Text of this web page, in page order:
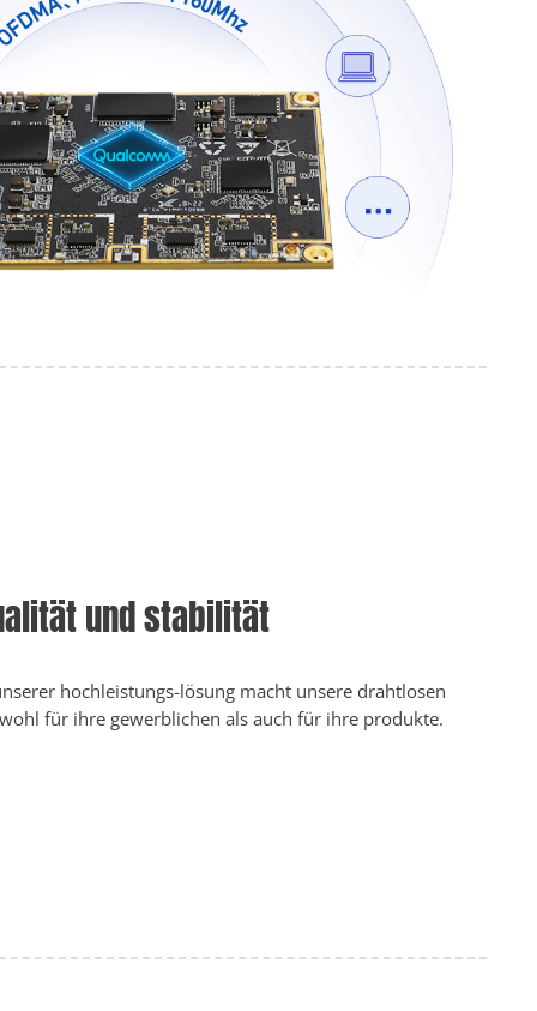
und stabilität
hochleistungs-lösung macht unsere drahtlosen
für ihre gewerblichen als auch für ihre produkte.